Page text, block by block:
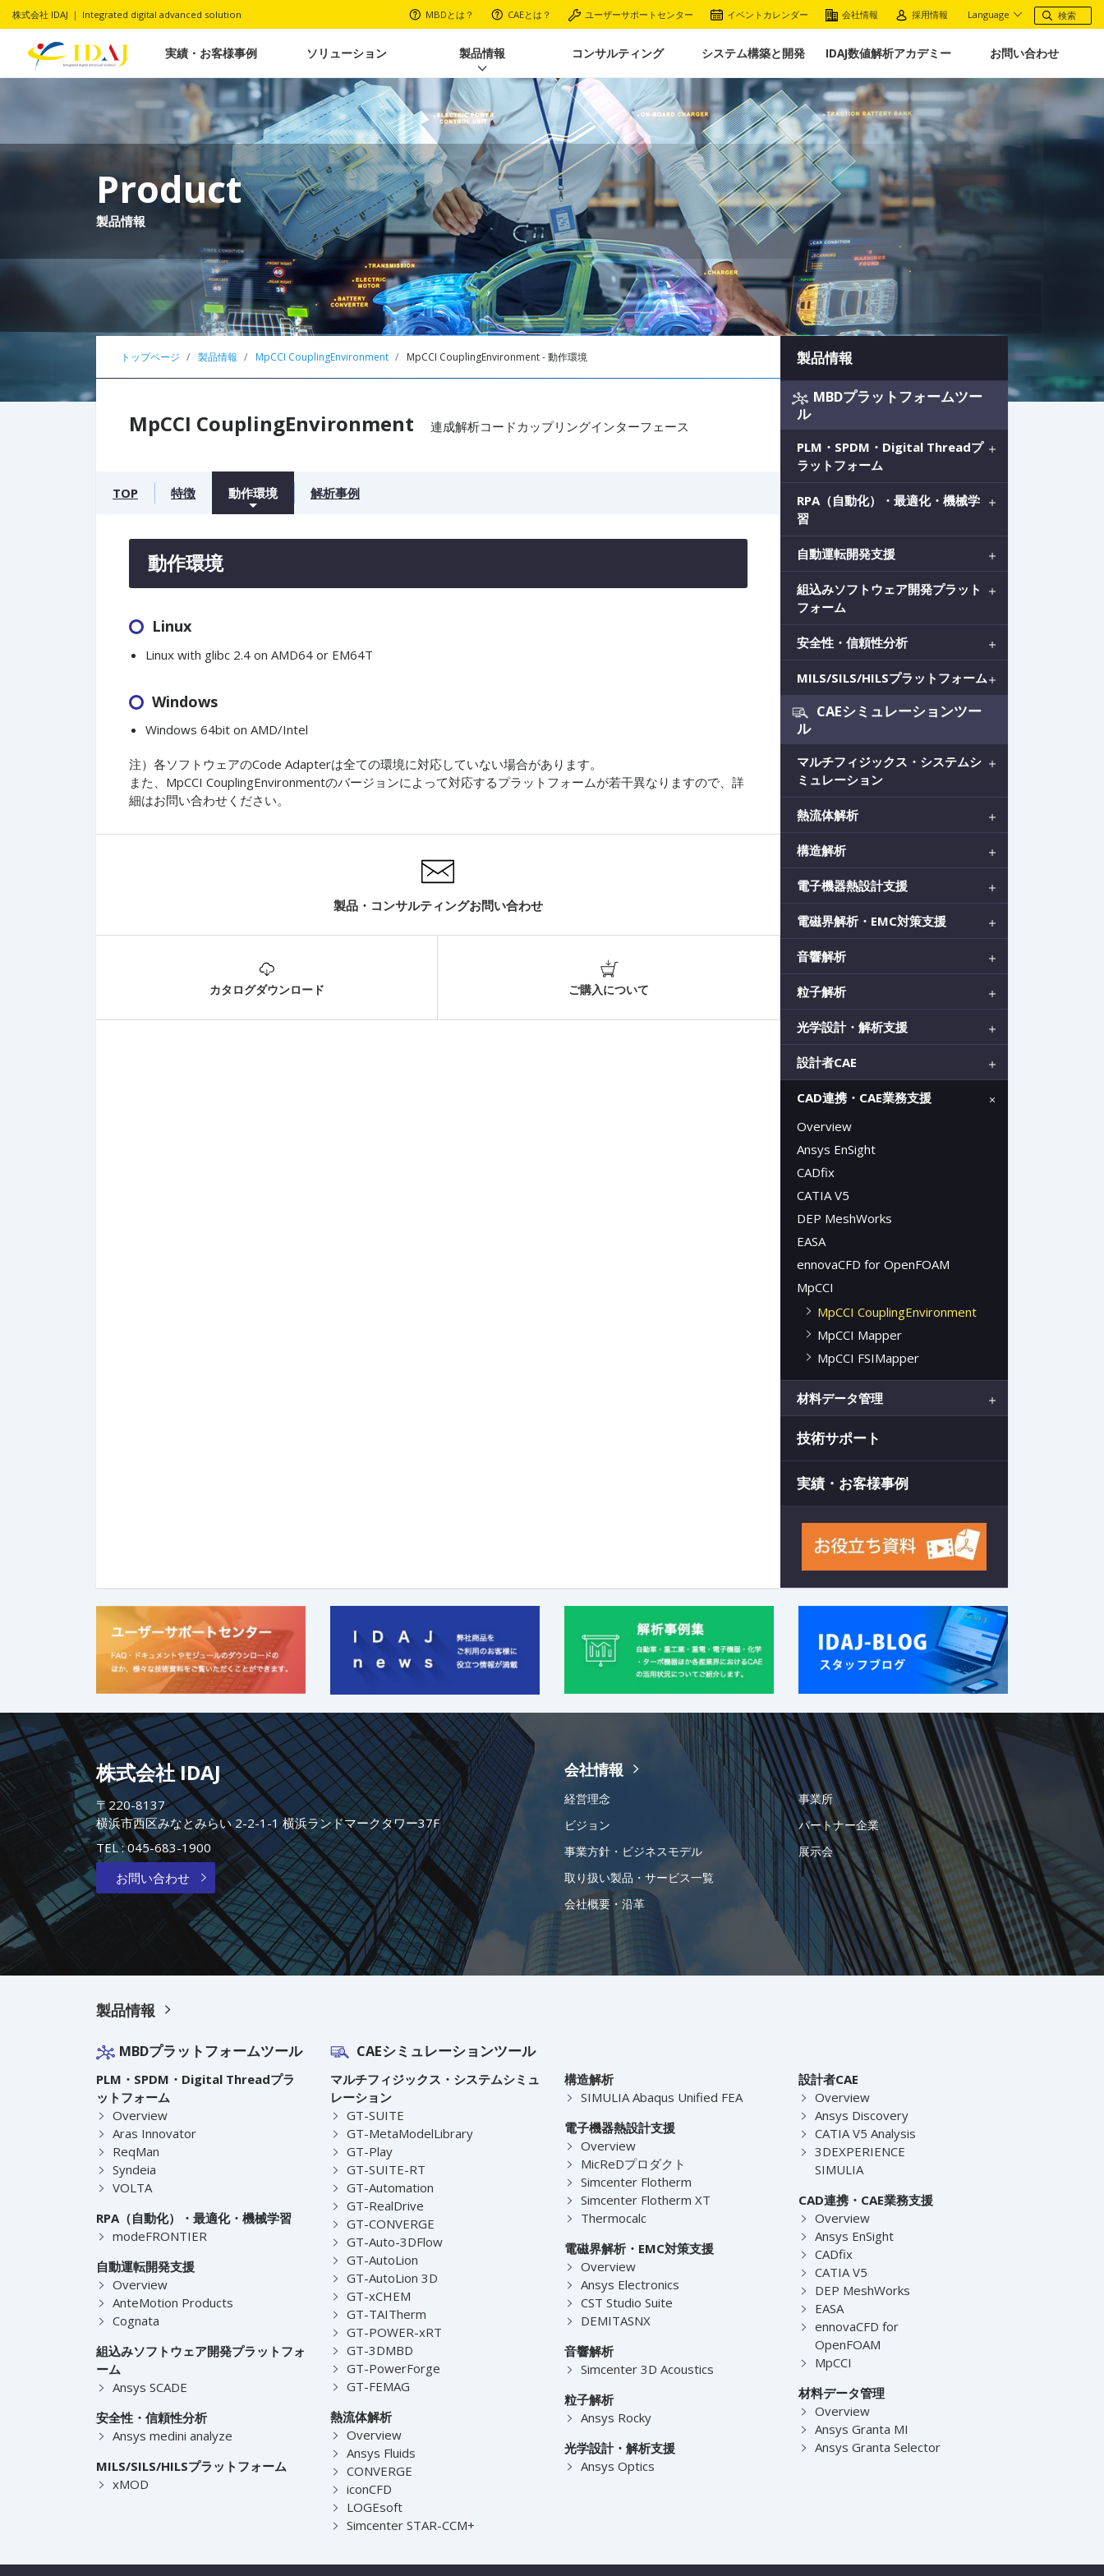
株式会社 IDAJ ｜ Integrated digital advanced solution MBDとは？ CAEとは？ ユーザーサポートセンター イベントカレンダー 会社情報 採用情報 Language
実績・お客様事例 ソリューション 製品情報 コンサルティング システム構築と開発 IDAJ数値解析アカデミー お問い合わせ
Product
製品情報
トップページ 製品情報 MpCCI CouplingEnvironment MpCCI CouplingEnvironment - 動作環境
MpCCI CouplingEnvironment 連成解析コードカップリングインターフェース
TOP 特徴 動作環境 解析事例
動作環境
Linux
Linux with glibc 2.4 on AMD64 or EM64T
Windows
Windows 64bit on AMD/Intel
注）各ソフトウェアのCode Adapterは全ての環境に対応していない場合があります。
また、MpCCI CouplingEnvironmentのバージョンによって対応するプラットフォームが若干異なりますので、詳
細はお問い合わせください。
製品・コンサルティングお問い合わせ
カタログダウンロード ご購入について
製品情報
MBDプラットフォームツー
ル
PLM・SPDM・Digital Threadプ
ラットフォーム
RPA（自動化）・最適化・機械学
習
自動運転開発支援
組込みソフトウェア開発プラット
フォーム
安全性・信頼性分析
MILS/SILS/HILSプラットフォーム
CAEシミュレーションツー
ル
マルチフィジックス・システムシ
ミュレーション
熱流体解析
構造解析
電子機器熱設計支援
電磁界解析・EMC対策支援
音響解析
粒子解析
光学設計・解析支援
設計者CAE
CAD連携・CAE業務支援
Overview
Ansys EnSight
CADfix
CATIA V5
DEP MeshWorks
EASA
ennovaCFD for OpenFOAM
MpCCI
MpCCI CouplingEnvironment
MpCCI Mapper
MpCCI FSIMapper
材料データ管理
技術サポート
実績・お客様事例
株式会社 IDAJ
〒220-8137
横浜市西区みなとみらい 2-2-1-1 横浜ランドマークタワー37F
TEL :045-683-1900
お問い合わせ
会社情報
経営理念
ビジョン
事業方針・ビジネスモデル
取り扱い製品・サービス一覧
会社概要・沿革
事業所
パートナー企業
展示会
製品情報
MBDプラットフォームツール
PLM・SPDM・Digital Threadプラ
ットフォーム
Overview
Aras Innovator
ReqMan
Syndeia
VOLTA
RPA（自動化）・最適化・機械学習
modeFRONTIER
自動運転開発支援
Overview
AnteMotion Products
Cognata
組込みソフトウェア開発プラットフォ
ーム
Ansys SCADE
安全性・信頼性分析
Ansys medini analyze
MILS/SILS/HILSプラットフォーム
xMOD
CAEシミュレーションツール
マルチフィジックス・システムシミュ
レーション
GT-SUITE
GT-MetaModelLibrary
GT-Play
GT-SUITE-RT
GT-Automation
GT-RealDrive
GT-CONVERGE
GT-Auto-3DFlow
GT-AutoLion
GT-AutoLion 3D
GT-xCHEM
GT-TAITherm
GT-POWER-xRT
GT-3DMBD
GT-PowerForge
GT-FEMAG
熱流体解析
Overview
Ansys Fluids
CONVERGE
iconCFD
LOGEsoft
Simcenter STAR-CCM+
構造解析
SIMULIA Abaqus Unified FEA
電子機器熱設計支援
Overview
MicReDプロダクト
Simcenter Flotherm
Simcenter Flotherm XT
Thermocalc
電磁界解析・EMC対策支援
Overview
Ansys Electronics
CST Studio Suite
DEMITASNX
音響解析
Simcenter 3D Acoustics
粒子解析
Ansys Rocky
光学設計・解析支援
Ansys Optics
設計者CAE
Overview
Ansys Discovery
CATIA V5 Analysis
3DEXPERIENCE
SIMULIA
CAD連携・CAE業務支援
Overview
Ansys EnSight
CADfix
CATIA V5
DEP MeshWorks
EASA
ennovaCFD for
OpenFOAM
MpCCI
材料データ管理
Overview
Ansys Granta MI
Ansys Granta Selector